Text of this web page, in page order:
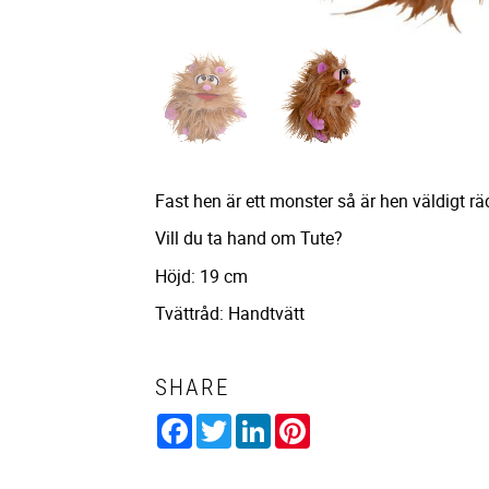
Fast hen är ett monster så är hen väldigt
Vill du ta hand om Tute?
Höjd: 19 cm
Tvättråd: Handtvätt
SHARE
Facebook
TwitterLinkedIn